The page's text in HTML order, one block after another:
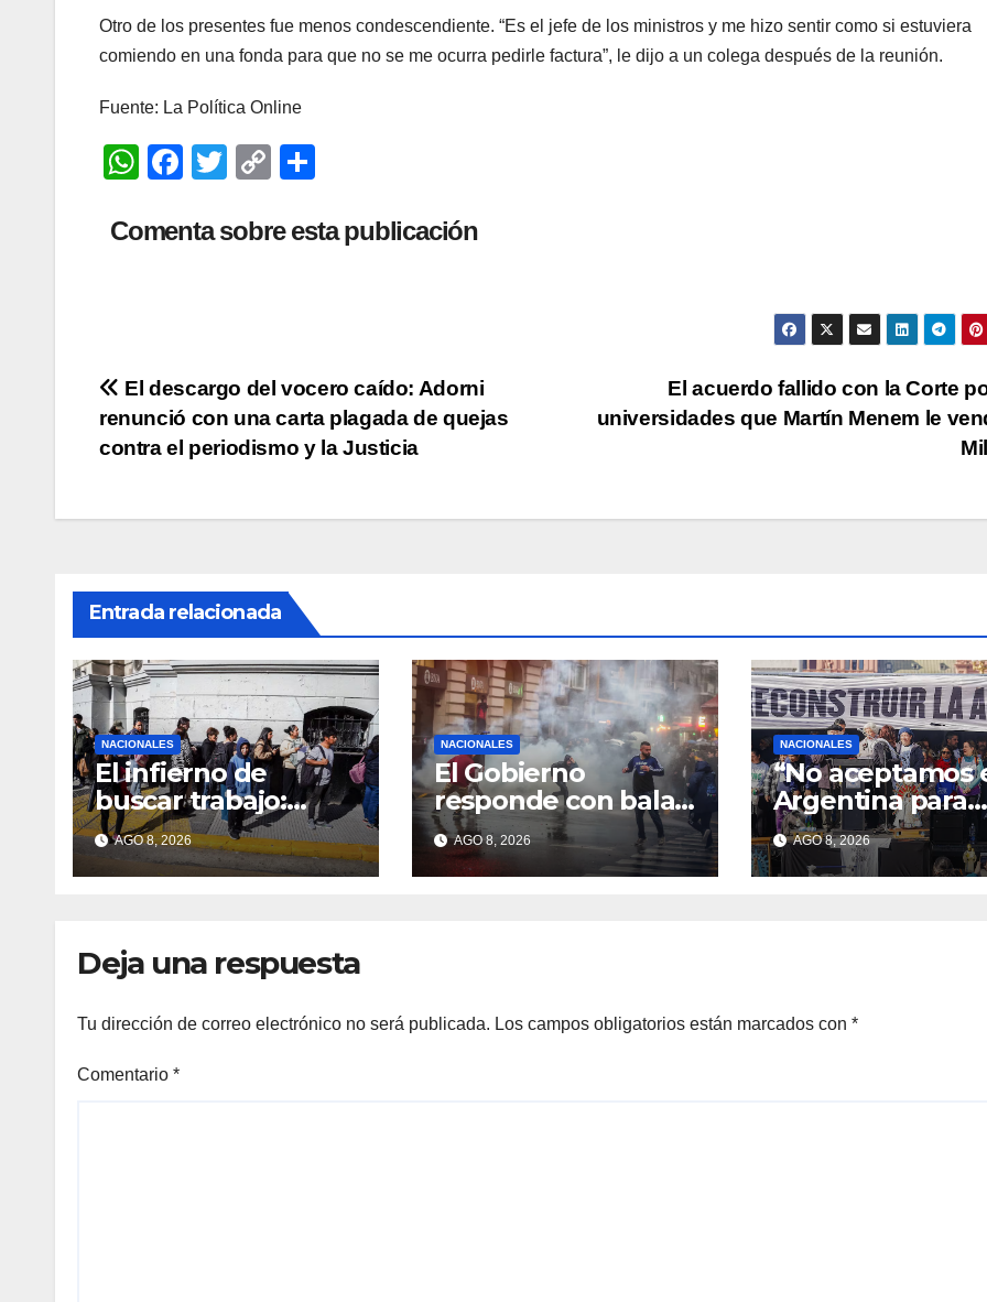
Otro de los presentes fue menos condescendiente. “Es el jefe de los ministros y me hizo sentir como si estuviera
comiendo en una fonda para que no se me ocurra pedirle factura”, le dijo a un colega después de la reunión.
Fuente: La Política Online
W
at
p
F
c
k
T
tt
C
p
k
m
Comenta sobre esta publicación
Navegación
de
El acuerdo fallido con la Corte
universidades que Martín Menem le
El descargo del vocero caído: Adorni
renunció con una carta plagada de quejas
contra el periodismo y la Justicia
Entrada relacionada
NACIONALES
El infierno de
buscar trabajo:
cientos de
currículums, larga
espera y menos
AGO 8, 2026
NACIONALES
El Gobierno
responde con balas
y denuncias ante la
protesta
AGO 8, 2026
NACIONALES
“No aceptamos
Argentina para
unos pocos”
AGO 8, 2026
Deja una respuesta
Tu dirección de correo electrónico no será publicada. Los campos obligatorios están marcados con *
Comentario *